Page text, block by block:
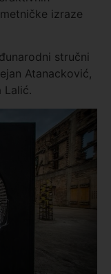
izraze
stručni
Atanacković,
Lalić.